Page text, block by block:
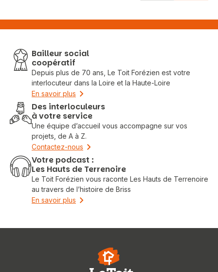
Bailleur social
coopératif
Depuis plus de 70 ans, Le Toit Forézien est votre
interlocuteur dans la Loire et la Haute-Loire
En savoir plus
Des interloculeurs
à votre service
Une équipe d’accueil vous accompagne sur vos
projets, de A à Z.
Contactez-nous
Votre podcast :
Les Hauts de Terrenoire
Le Toit Forézien vous raconte Les Hauts de Terrenoire
au travers de l’histoire de Briss
En savoir plus